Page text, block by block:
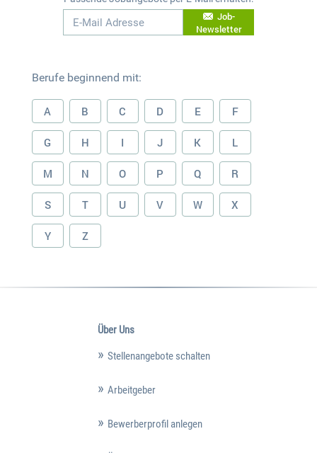
Job-
Newsletter
Berufe beginnend mit:
A B C D E F
G H I J K L
M N O P Q R
S T U V W X
Y Z
Über Uns
Stellenangebote schalten
Arbeitgeber
Bewerberprofil anlegen